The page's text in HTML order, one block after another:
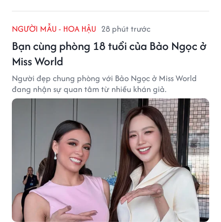
NGƯỜI MẪU - HOA HẬU 28 phút trước
Bạn cùng phòng 18 tuổi của Bảo Ngọc ở
Miss World
Người đẹp chung phòng với Bảo Ngọc ở Miss World
đang nhận sự quan tâm từ nhiều khán giả.